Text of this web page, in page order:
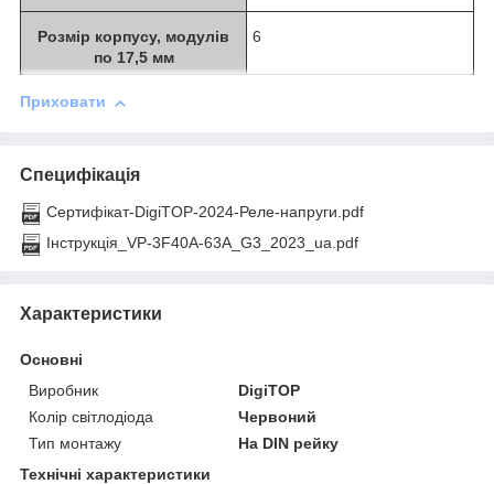
Розмір корпусу, модулів
по 17,5 мм
6
Приховати
Специфікація
Сертифікат-DigiTOP-2024-Реле-напруги.pdf
Інструкція_VP-3F40A-63A_G3_2023_ua.pdf
Характеристики
Основні
Виробник
DigiTOP
Колір світлодіода
Червоний
Тип монтажу
На DIN рейку
Технічні характеристики